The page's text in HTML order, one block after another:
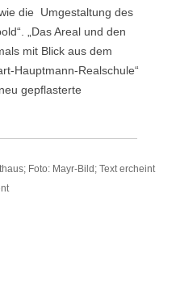
die Umgestaltung des
„Das Areal und den
mit Blick aus dem
Hauptmann-Realschule“
gepflasterte
Foto: Mayr-Bild; Text ercheint